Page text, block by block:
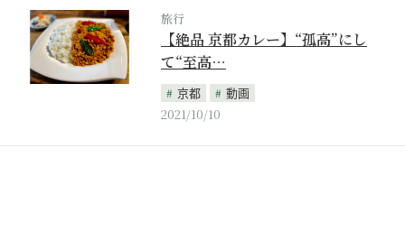
旅行
【絶品 京都カレー】“孤高”にし
て“至高…
京都
動画
2021/10/10